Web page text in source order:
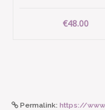
€48.00
Permalink: https://